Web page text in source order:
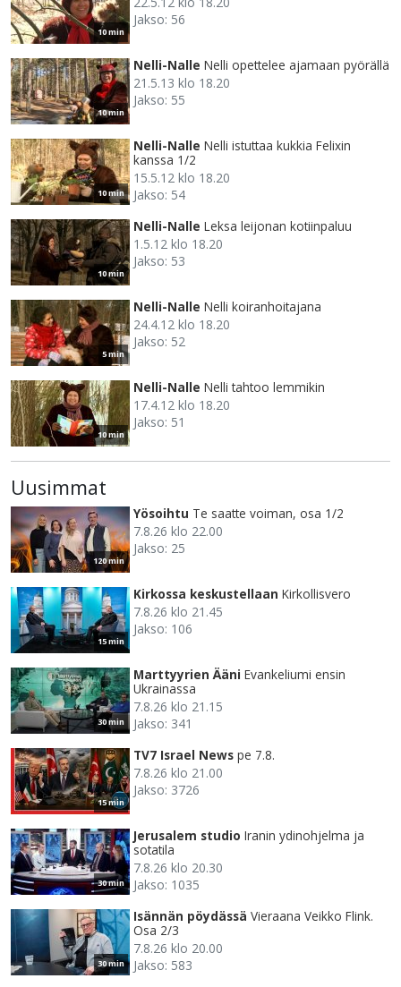
10 min
Jakso: 56
10 min
Nelli-Nalle Nelli opettelee ajamaan pyörällä
21.5.13 klo 18.20
Jakso: 55
10 min
Nelli-Nalle Nelli istuttaa kukkia Felixin
kanssa 1/2
15.5.12 klo 18.20
Jakso: 54
10 min
Nelli-Nalle Leksa leijonan kotiinpaluu
1.5.12 klo 18.20
Jakso: 53
5 min
Nelli-Nalle Nelli koiranhoitajana
24.4.12 klo 18.20
Jakso: 52
10 min
Nelli-Nalle Nelli tahtoo lemmikin
17.4.12 klo 18.20
Jakso: 51
Uusimmat
120 min
Yösoihtu Te saatte voiman, osa 1/2
7.8.26 klo 22.00
Jakso: 25
15 min
Kirkossa keskustellaan Kirkollisvero
7.8.26 klo 21.45
Jakso: 106
30 min
Marttyyrien Ääni Evankeliumi ensin
Ukrainassa
7.8.26 klo 21.15
Jakso: 341
15 min
TV7 Israel News pe 7.8.
7.8.26 klo 21.00
Jakso: 3726
30 min
Jerusalem studio Iranin ydinohjelma ja
sotatila
7.8.26 klo 20.30
Jakso: 1035
30 min
Isännän pöydässä Vieraana Veikko Flink.
Osa 2/3
7.8.26 klo 20.00
Jakso: 583